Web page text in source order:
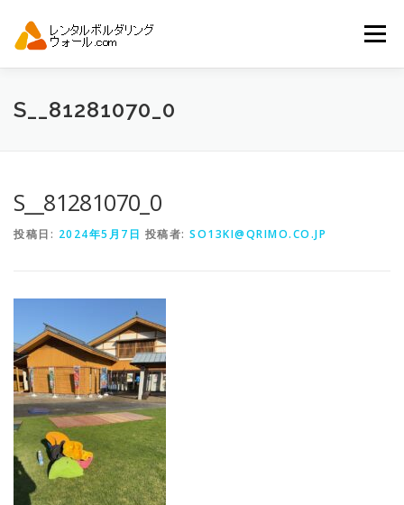
メニュー
トップ 自動見積り
S__81281070_0
S__81281070_0
投稿日: 2024年5月7日 投稿者: SO13KI@QRIMO.CO.JP